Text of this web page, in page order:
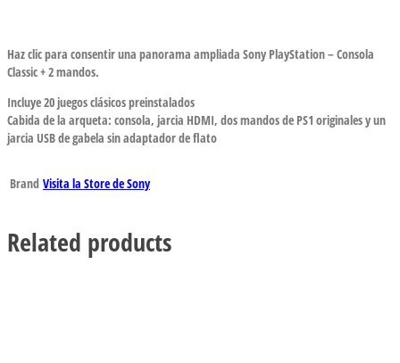
Haz clic para consentir una panorama ampliada Sony PlayStation – Consola
Classic + 2 mandos.
Incluye 20 juegos clásicos preinstalados
Cabida de la arqueta: consola, jarcia HDMI, dos mandos de PS1 originales y un
jarcia USB de gabela sin adaptador de flato
Brand Visita la Store de Sony
Related products